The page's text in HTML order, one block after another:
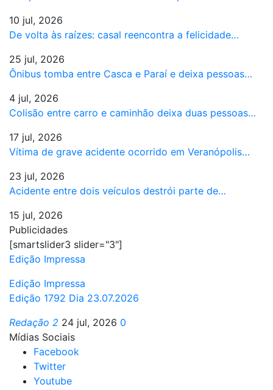
10 jul, 2026
De volta às raízes: casal reencontra a felicidade…
25 jul, 2026
Ônibus tomba entre Casca e Paraí e deixa pessoas…
4 jul, 2026
Colisão entre carro e caminhão deixa duas pessoas…
17 jul, 2026
Vítima de grave acidente ocorrido em Veranópolis…
23 jul, 2026
Acidente entre dois veículos destrói parte de…
15 jul, 2026
Publicidades
[smartslider3 slider="3"]
Edição Impressa
Edição Impressa
Edição 1792 Dia 23.07.2026
Redação 2 24 jul, 2026 0
Mídias Sociais
Facebook
Twitter
Youtube